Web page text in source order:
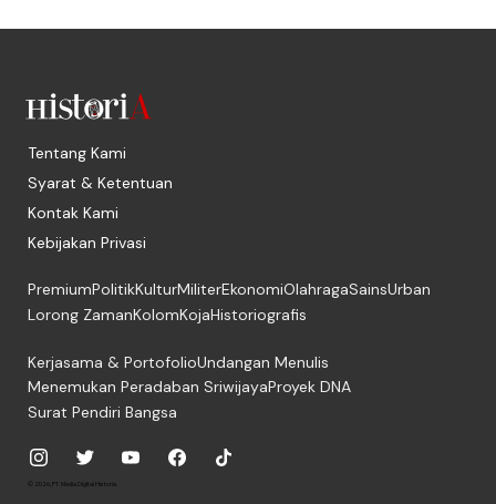
Tentang Kami
Syarat & Ketentuan
Kontak Kami
Kebijakan Privasi
PremiumPolitikKulturMiliterEkonomiOlahragaSainsUrban
Lorong ZamanKolomKojaHistoriografis
Kerjasama & PortofolioUndangan Menulis
Menemukan Peradaban SriwijayaProyek DNA
Surat Pendiri Bangsa
© 2026, PT. Media Digital Historia.